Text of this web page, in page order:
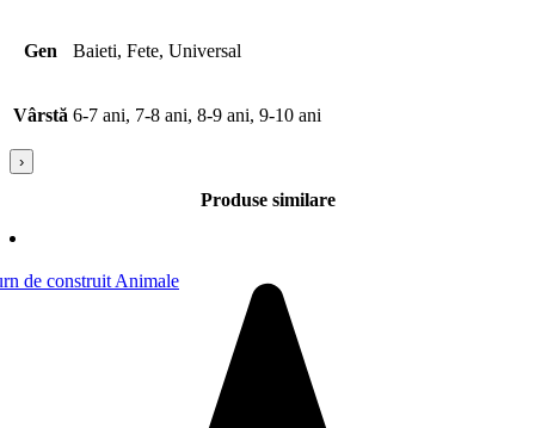
Gen Baieti, Fete, Universal
Vârstă 6-7 ani, 7-8 ani, 8-9 ani, 9-10 ani
›
Produse similare